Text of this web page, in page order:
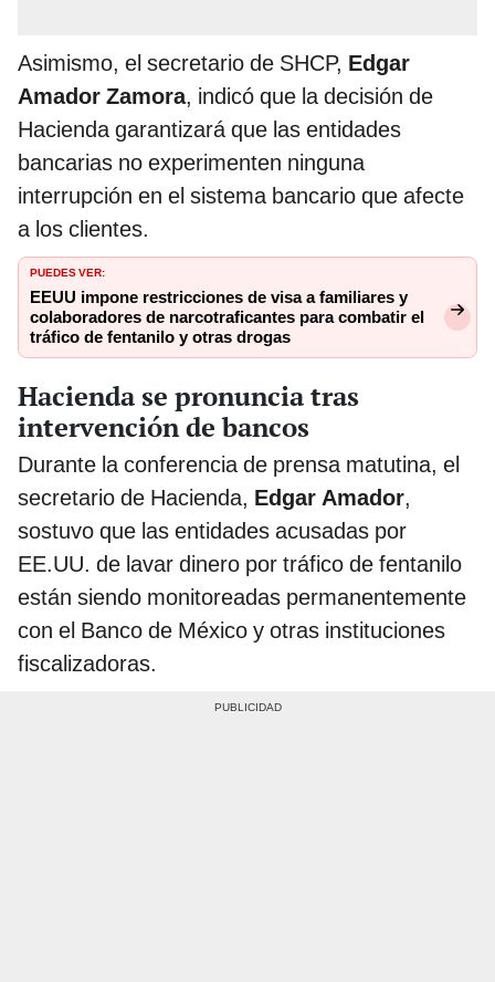
Asimismo, el secretario de SHCP, Edgar
Amador Zamora, indicó que la decisión de
Hacienda garantizará que las entidades
bancarias no experimenten ninguna
interrupción en el sistema bancario que afecte
a los clientes.
PUEDES VER:
EEUU impone restricciones de visa a familiares y
colaboradores de narcotraficantes para combatir el
tráfico de fentanilo y otras drogas
Hacienda se pronuncia tras
intervención de bancos
Durante la conferencia de prensa matutina, el
secretario de Hacienda, Edgar Amador,
sostuvo que las entidades acusadas por
EE.UU. de lavar dinero por tráfico de fentanilo
están siendo monitoreadas permanentemente
con el Banco de México y otras instituciones
fiscalizadoras.